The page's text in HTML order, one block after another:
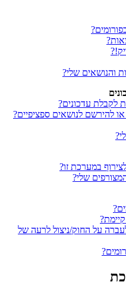
והנושאים שלי?
לקבלת עדכונים?
או להירשם לנושאים ספציפיים?
במערכת זו?
שלי?
על החוק/ניצול לרעה של